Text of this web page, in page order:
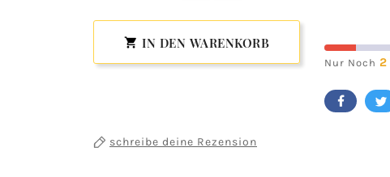
 IN DEN WARENKORB
Nur Noch 2
schreibe deine Rezension